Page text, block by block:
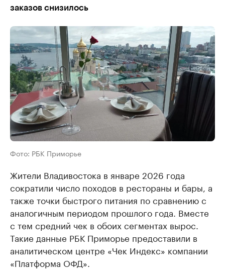
заказов снизилось
Фото: РБК Приморье
Жители Владивостока в январе 2026 года
сократили число походов в рестораны и бары, а
также точки быстрого питания по сравнению с
аналогичным периодом прошлого года. Вместе
с тем средний чек в обоих сегментах вырос.
Такие данные РБК Приморье предоставили в
аналитическом центре «Чек Индекс» компании
«Платформа ОФД».